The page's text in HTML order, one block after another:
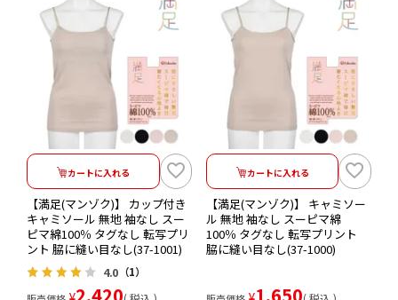
カートに入れる
【満足(マンゾク)】 カップ付き
キャミソール 無地 袖なし スー
ピマ綿100％ タグなし 転写プリ
ント 脇に縫い目なし(37-1001)
4.0 （1）
カートに入れる
【満足(マンゾク)】 キャミソー
ル 無地 袖なし スーピマ綿
100％ タグなし 転写プリント
脇に縫い目なし(37-1000)